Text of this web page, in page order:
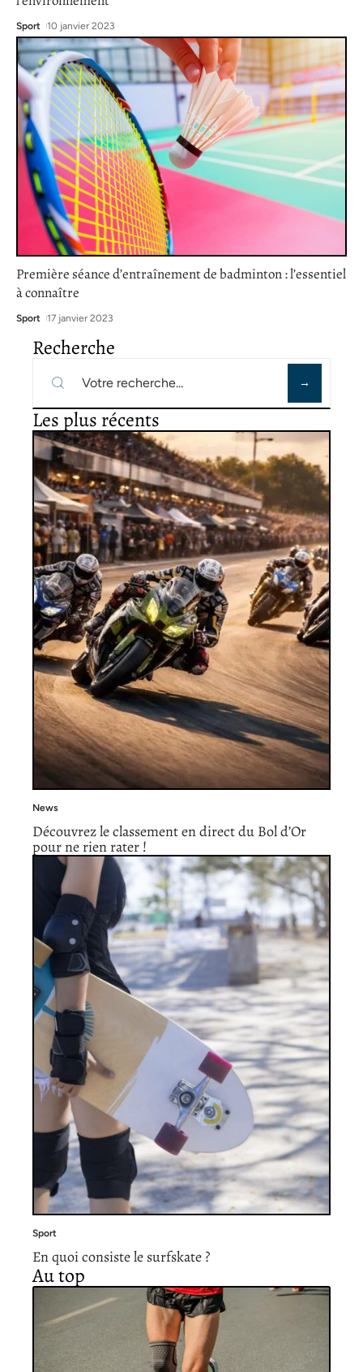
Sport 10 janvier 2023
Première séance d’entraînement de badminton : l’essentiel
à connaître
Sport 17 janvier 2023
Recherche
Les plus récents
News
Découvrez le classement en direct du Bol d’Or
pour ne rien rater !
Sport
En quoi consiste le surfskate ?
Au top